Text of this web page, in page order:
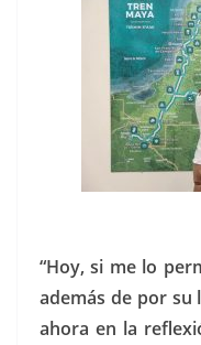
“Hoy, si me lo
además de por su
ahora en la